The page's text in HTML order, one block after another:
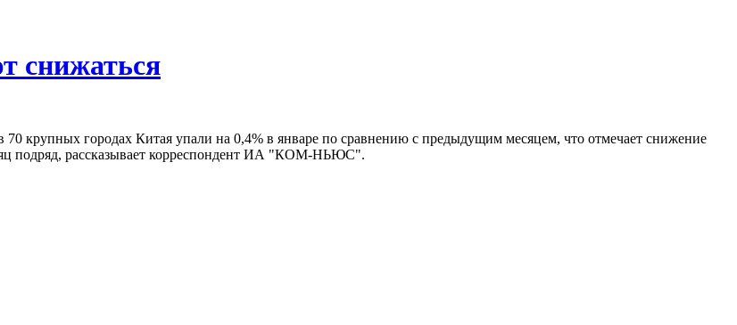
снижаться
крупных городах Китая упали на 0,4% в январе по сравнению с предыдущим месяцем, что отмечает снижение
подряд, рассказывает корреспондент ИА "КОМ-НЬЮС".